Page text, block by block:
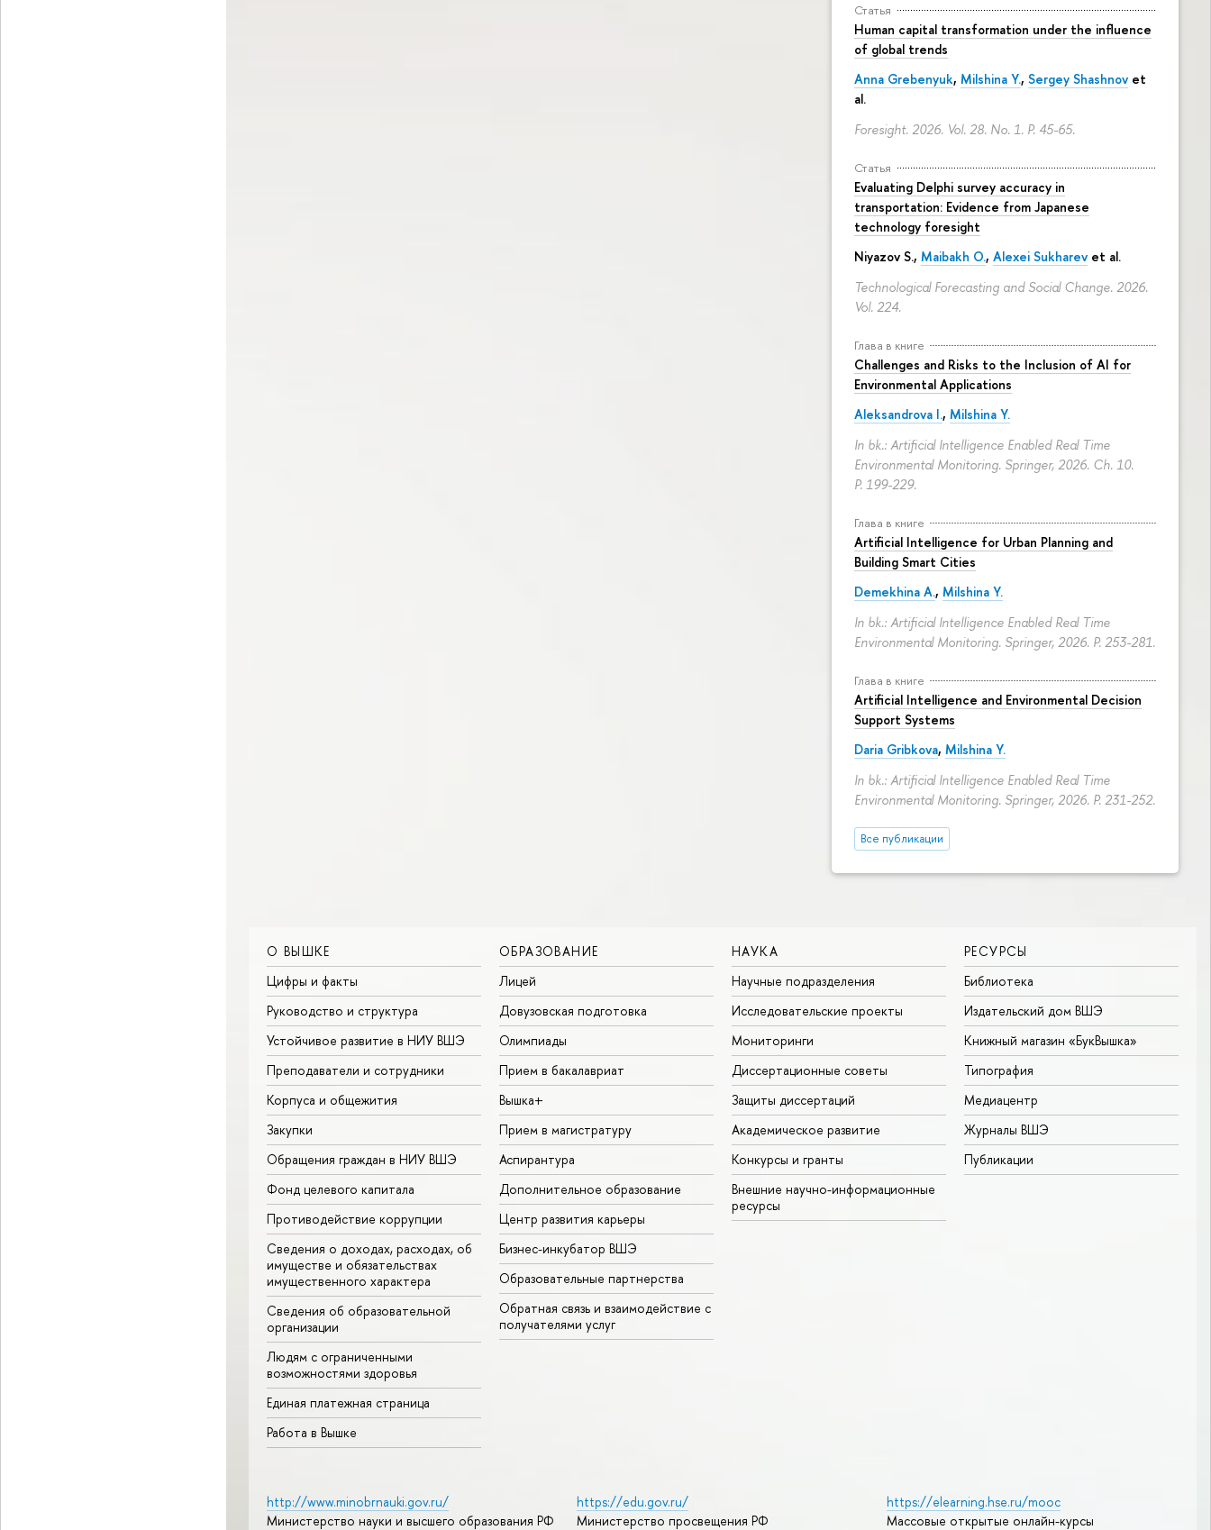
Статья
Human capital transformation under the influence
of global trends
Anna Grebenyuk, Milshina Y., Sergey Shashnov et
al.
Foresight. 2026. Vol. 28. No. 1. P. 45-65.
Статья
Evaluating Delphi survey accuracy in
transportation: Evidence from Japanese
technology foresight
Niyazov S., Maibakh O., Alexei Sukharev et al.
Technological Forecasting and Social Change. 2026.
Vol. 224.
Глава в книге
Challenges and Risks to the Inclusion of AI for
Environmental Applications
Aleksandrova I., Milshina Y.
In bk.: Artificial Intelligence Enabled Real Time
Environmental Monitoring. Springer, 2026. Ch. 10.
P. 199-229.
Глава в книге
Artificial Intelligence for Urban Planning and
Building Smart Cities
Demekhina A., Milshina Y.
In bk.: Artificial Intelligence Enabled Real Time
Environmental Monitoring. Springer, 2026. P. 253-281.
Глава в книге
Artificial Intelligence and Environmental Decision
Support Systems
Daria Gribkova, Milshina Y.
In bk.: Artificial Intelligence Enabled Real Time
Environmental Monitoring. Springer, 2026. P. 231-252.
Все публикации
О ВЫШКЕ
Цифры и факты
Руководство и структура
Устойчивое развитие в НИУ ВШЭ
Преподаватели и сотрудники
Корпуса и общежития
Закупки
Обращения граждан в НИУ ВШЭ
Фонд целевого капитала
Противодействие коррупции
Сведения о доходах, расходах, об
имуществе и обязательствах
имущественного характера
Сведения об образовательной
организации
Людям с ограниченными
возможностями здоровья
Единая платежная страница
Работа в Вышке
ОБРАЗОВАНИЕ
Лицей
Довузовская подготовка
Олимпиады
Прием в бакалавриат
Вышка+
Прием в магистратуру
Аспирантура
Дополнительное образование
Центр развития карьеры
Бизнес-инкубатор ВШЭ
Образовательные партнерства
Обратная связь и взаимодействие с
получателями услуг
НАУКА
Научные подразделения
Исследовательские проекты
Мониторинги
Диссертационные советы
Защиты диссертаций
Академическое развитие
Конкурсы и гранты
Внешние научно-информационные
ресурсы
РЕСУРСЫ
Библиотека
Издательский дом ВШЭ
Книжный магазин «БукВышка»
Типография
Медиацентр
Журналы ВШЭ
Публикации
http://www.minobrnauki.gov.ru/
Министерство науки и высшего образования РФ
https://edu.gov.ru/
Министерство просвещения РФ
https://elearning.hse.ru/mooc
Массовые открытые онлайн-курсы